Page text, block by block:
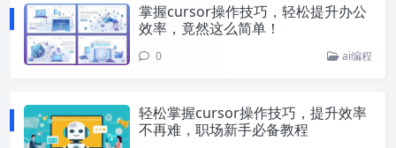
掌握cursor操作技巧，轻松提升办公
效率，竟然这么简单！
0 ai编程
轻松掌握cursor操作技巧，提升效率
不再难，职场新手必备教程